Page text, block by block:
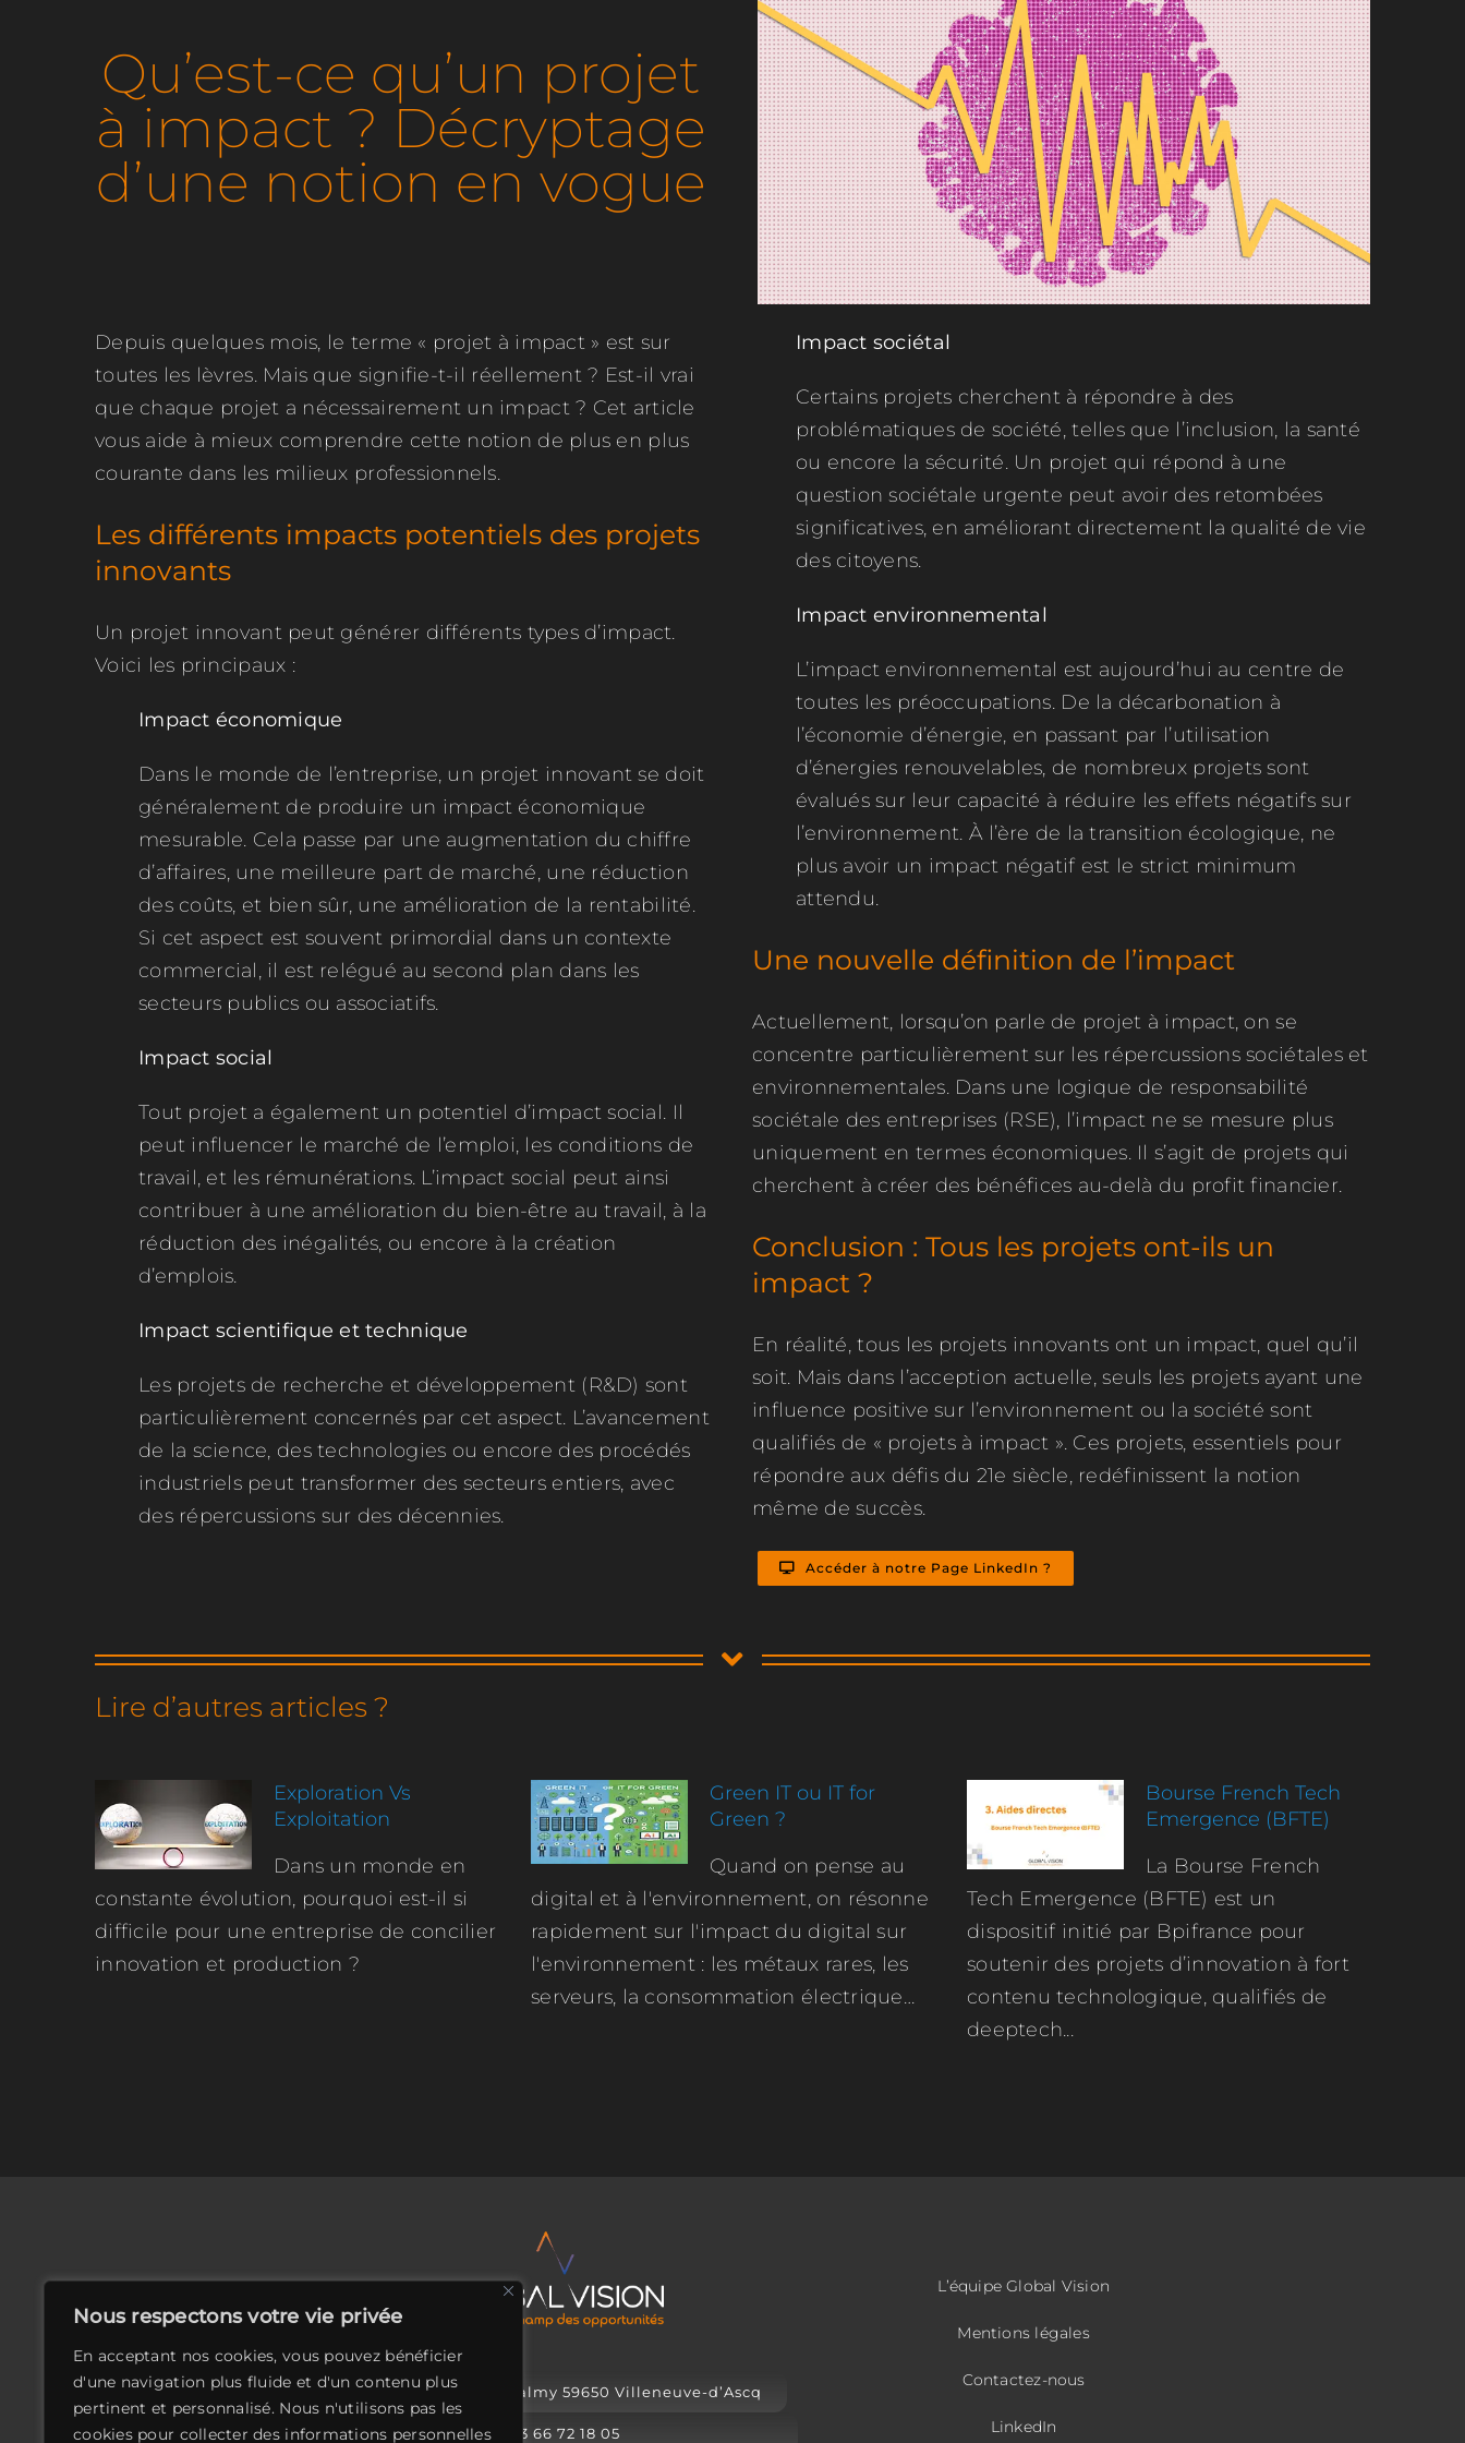
Nous respectons votre vie privée
En acceptant nos cookies, vous pouvez bénéficier
d'une navigation plus fluide et d'un contenu plus
pertinent et personnalisé. Nous n'utilisons pas les
cookies pour collecter des informations personnelles
Qu’est-ce qu’un projet
à impact ? Décryptage
d’une notion en vogue
Depuis quelques mois, le terme « projet à impact » est sur
toutes les lèvres. Mais que signifie-t-il réellement ? Est-il vrai
que chaque projet a nécessairement un impact ? Cet article
vous aide à mieux comprendre cette notion de plus en plus
courante dans les milieux professionnels.
Les différents impacts potentiels des projets
innovants
Un projet innovant peut générer différents types d’impact.
Voici les principaux :
Impact économique
Dans le monde de l’entreprise, un projet innovant se doit
généralement de produire un impact économique
mesurable. Cela passe par une augmentation du chiffre
d’affaires, une meilleure part de marché, une réduction
des coûts, et bien sûr, une amélioration de la rentabilité.
Si cet aspect est souvent primordial dans un contexte
commercial, il est relégué au second plan dans les
secteurs publics ou associatifs.
Impact social
Tout projet a également un potentiel d’impact social. Il
peut influencer le marché de l’emploi, les conditions de
travail, et les rémunérations. L’impact social peut ainsi
contribuer à une amélioration du bien-être au travail, à la
réduction des inégalités, ou encore à la création
d’emplois.
Impact scientifique et technique
Les projets de recherche et développement (R&D) sont
particulièrement concernés par cet aspect. L’avancement
de la science, des technologies ou encore des procédés
industriels peut transformer des secteurs entiers, avec
des répercussions sur des décennies.
Impact sociétal
Certains projets cherchent à répondre à des
problématiques de société, telles que l’inclusion, la santé
ou encore la sécurité. Un projet qui répond à une
question sociétale urgente peut avoir des retombées
significatives, en améliorant directement la qualité de vie
des citoyens.
Impact environnemental
L’impact environnemental est aujourd’hui au centre de
toutes les préoccupations. De la décarbonation à
l’économie d’énergie, en passant par l’utilisation
d’énergies renouvelables, de nombreux projets sont
évalués sur leur capacité à réduire les effets négatifs sur
l’environnement. À l’ère de la transition écologique, ne
plus avoir un impact négatif est le strict minimum
attendu.
Une nouvelle définition de l’impact
Actuellement, lorsqu’on parle de projet à impact, on se
concentre particulièrement sur les répercussions sociétales et
environnementales. Dans une logique de responsabilité
sociétale des entreprises (RSE), l’impact ne se mesure plus
uniquement en termes économiques. Il s’agit de projets qui
cherchent à créer des bénéfices au-delà du profit financier.
Conclusion : Tous les projets ont-ils un
impact ?
En réalité, tous les projets innovants ont un impact, quel qu’il
soit. Mais dans l’acception actuelle, seuls les projets ayant une
influence positive sur l’environnement ou la société sont
qualifiés de « projets à impact ». Ces projets, essentiels pour
répondre aux défis du 21e siècle, redéfinissent la notion
même de succès.
Accéder à notre Page LinkedIn ?
Lire d’autres articles ?
Exploration Vs
Exploitation
Dans un monde en
constante évolution, pourquoi est-il si
difficile pour une entreprise de concilier
innovation et production ?
Green IT ou IT for
Green ?
Quand on pense au
digital et à l'environnement, on résonne
rapidement sur l'impact du digital sur
l'environnement : les métaux rares, les
serveurs, la consommation électrique…
Bourse French Tech
Emergence (BFTE)
La Bourse French
Tech Emergence (BFTE) est un
dispositif initié par Bpifrance pour
soutenir des projets d’innovation à fort
contenu technologique, qualifiés de
deeptech...
41 Boulevard de Valmy 59650 Villeneuve-d’Ascq
03 66 72 18 05
L’équipe Global Vision
Mentions légales
Contactez-nous
LinkedIn